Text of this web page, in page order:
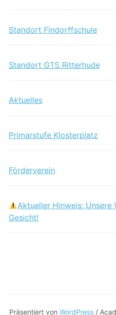
Standort Findorffschule
Standort GTS Ritterhude
Aktuelles
Primarstufe Klosterplatz
Förderverein
Aktueller Hinweis: Unsere
Gesicht!
Präsentiert von WordPress/